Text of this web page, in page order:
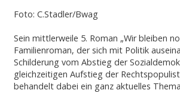
Foto: C.Stadler/Bwag
Sein mittlerweile 5. Roman „Wir bleiben
Familienroman, der sich mit Politik
Schilderung vom Abstieg der
gleichzeitigen Aufstieg der
behandelt dabei ein ganz aktuelles